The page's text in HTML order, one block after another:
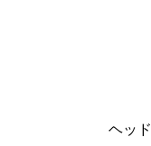
ヘッド